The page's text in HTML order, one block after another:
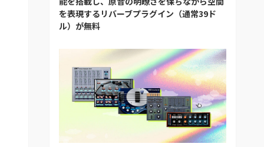
を表現するリバーブプラグイン（通常39ド
ル）が無料